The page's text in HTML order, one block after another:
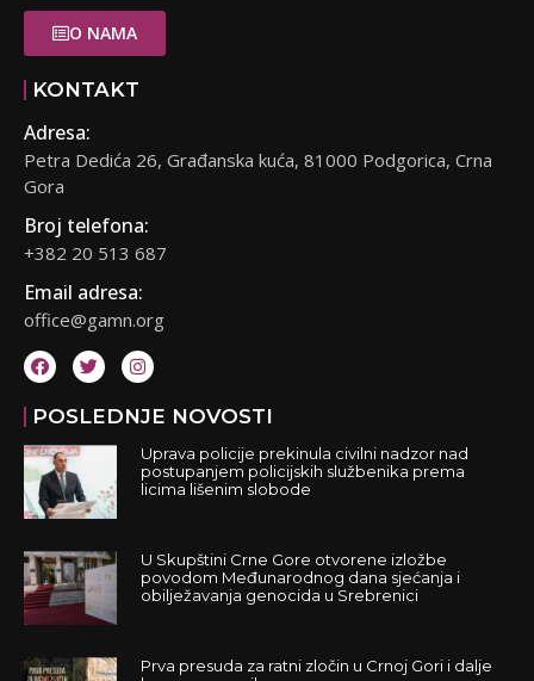
O NAMA
KONTAKT
Adresa:
Petra Dedića 26, Građanska kuća, 81000 Podgorica, Crna
Gora
Broj telefona:
+382 20 513 687
Email adresa:
office@gamn.org
POSLEDNJE NOVOSTI
Uprava policije prekinula civilni nadzor nad
postupanjem policijskih službenika prema
licima lišenim slobode
U Skupštini Crne Gore otvorene izložbe
povodom Međunarodnog dana sjećanja i
obilježavanja genocida u Srebrenici
Prva presuda za ratni zločin u Crnoj Gori i dalje